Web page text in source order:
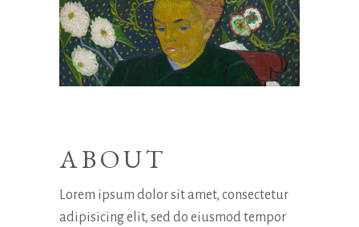
ABOUT
Lorem ipsum dolor sit amet, consectetur
adipisicing elit, sed do eiusmod tempor